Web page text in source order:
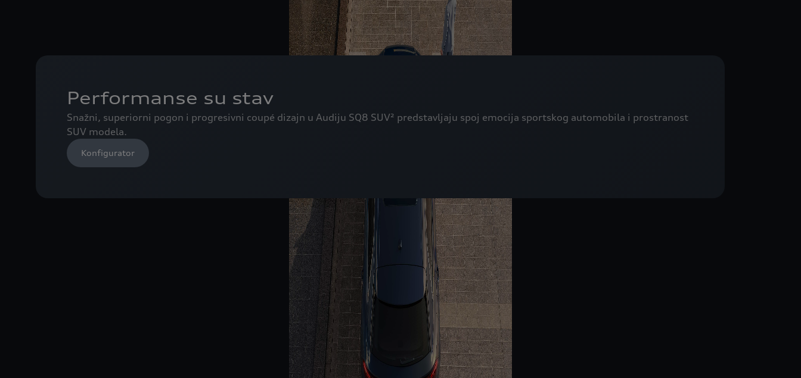
Performanse su stav
Snažni, superiorni pogon i progresivni coupé dizajn u Audiju SQ8 SUV² predstavljaju spoj emocija sportskog automobila i prostranost
SUV modela.
Konfigurator